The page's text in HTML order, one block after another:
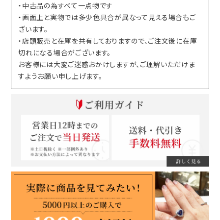
・中古品の為すべて一点物です
・画面上と実物では多少色具合が異なって見える場合もご
ざいます。
・店頭販売と在庫を共有しておりますので、ご注文後に在庫
切れになる場合がございます。
お客様には大変ご迷惑おかけしますが、ご理解いただけま
すようお願い申し上げます。